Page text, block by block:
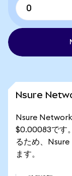
Nsure
Nsure Network
$0.00083です
るため、
ます。